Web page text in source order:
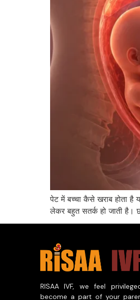
पेट में बच्चा कैसे खराब होता है
लेकर बहुत सतर्क हो जाती है।
RISAA IVF, we feel
become a part of your